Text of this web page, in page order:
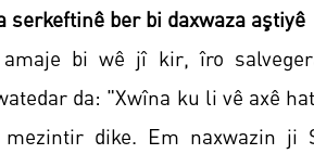
serkeftinê ber bi daxwaza aştiyê
bi wê jî kir, îro
da: "Xwîna ku li vê axê
mezintir dike. Em naxwazin